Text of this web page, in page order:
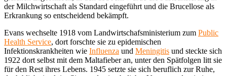
der Milchwirtschaft als Standard eingeführt und die Brucellose als
Erkrankung so entscheidend bekämpft.
Evans wechselte 1918 vom Landwirtschafsministerium zum Public
Health Service, dort forschte sie zu epidemischen
Infektionskrankheiten wie Influenza und Meningitis und steckte sich
1922 dort selbst mit dem Maltafieber an, unter den Spätfolgen litt sie
für den Rest ihres Lebens. 1945 setzte sie sich beruflich zur Ruhe,